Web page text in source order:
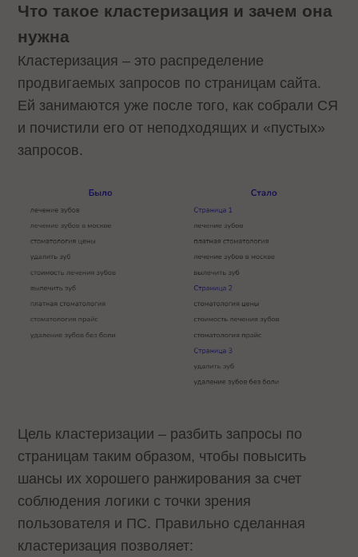
Что такое кластеризация и зачем она
нужна
Кластеризация – это распределение
продвигаемых запросов по страницам сайта.
Ей занимаются уже после того, как собрали СЯ
и почистили его от неподходящих и «пустых»
запросов.
Цель кластеризации – разбить запросы по
страницам таким образом, чтобы повысить
шансы их хорошего ранжирования за счет
соблюдения логики с точки зрения
пользователя и ПС. Правильно сделанная
кластеризация позволяет: